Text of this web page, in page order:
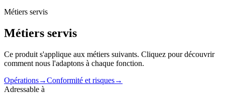
Métiers servis
Métiers servis
Ce produit s'applique aux métiers suivants. Cliquez pour découvrir
comment nous l'adaptons à chaque fonction.
Opérations→Conformité et risques→
Adressable à